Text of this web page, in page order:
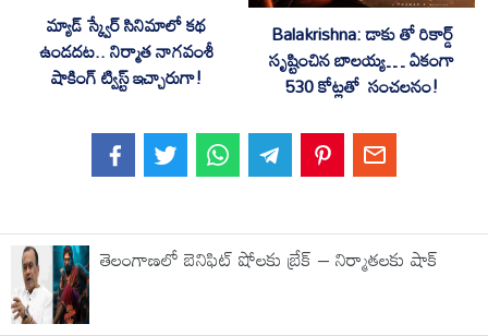
మ్యాడ్ స్క్వేర్ సినిమాలో కథ
ఉండదట.. నిర్మాత నాగవంశీ
షాకింగ్ ట్విస్ట్ ఇచ్చారుగా!
Balakrishna: డాకు తో రికార్డ్
సృష్టించిన బాలయ్య… ఏకంగా
530 కోట్లతో సంచలనం!
తెలంగాణలో బెనిఫిట్ షోలకు బ్రేక్ – నిర్మాతలకు షాక్